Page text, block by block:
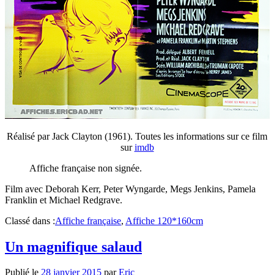
Réalisé par Jack Clayton (1961). Toutes les informations sur ce film
surimdb
Affiche française non signée.
Film avec Deborah Kerr, Peter Wyngarde, Megs Jenkins, Pamela
Franklin et Michael Redgrave.
Classé dans :Affiche française, Affiche 120*160cm
Un magnifique salaud
Publié le 28 janvier 2015 parEric